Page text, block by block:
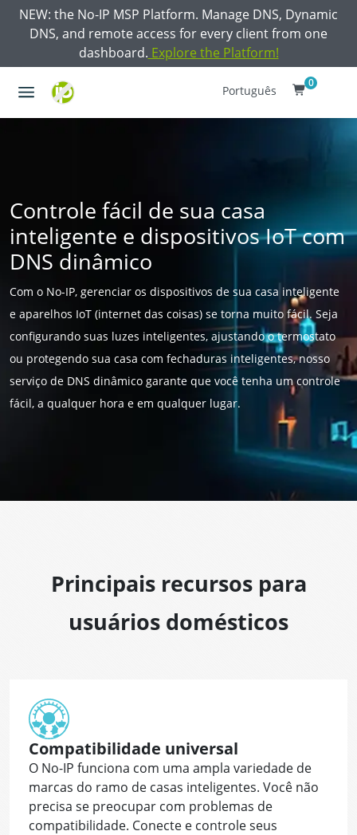
NEW: the No-IP MSP Platform. Manage DNS, Dynamic
DNS, and remote access for every client from one
dashboard. Explore the Platform!
Português 0
Controle fácil de sua casa
inteligente e dispositivos IoT com
DNS dinâmico
Com o No-IP, gerenciar os dispositivos de sua casa inteligente
e aparelhos IoT (internet das coisas) se torna muito fácil. Seja
configurando suas luzes inteligentes, ajustando o termostato
ou protegendo sua casa com fechaduras inteligentes, nosso
serviço de DNS dinâmico garante que você tenha um controle
fácil, a qualquer hora e em qualquer lugar.
Principais recursos para
usuários domésticos
Compatibilidade universal
O No-IP funciona com uma ampla variedade de
marcas do ramo de casas inteligentes. Você não
precisa se preocupar com problemas de
compatibilidade. Conecte e controle seus